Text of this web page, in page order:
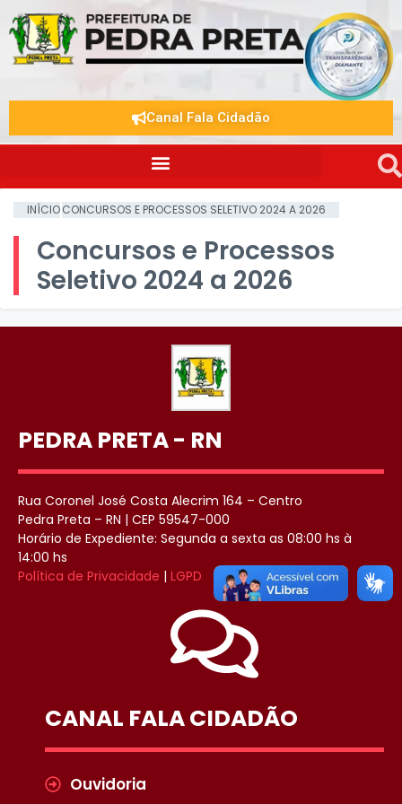
Canal Fala Cidadão
INÍCIOCONCURSOS E PROCESSOS SELETIVO 2024 A 2026
Concursos e Processos
Seletivo 2024 a 2026
PEDRA PRETA - RN
Rua Coronel José Costa Alecrim 164 – Centro
Pedra Preta – RN | CEP 59547-000
Horário de Expediente: Segunda a sexta as 08:00 hs à
14:00 hs
Política de Privacidade | LGPD
CANAL FALA CIDADÃO
Ouvidoria